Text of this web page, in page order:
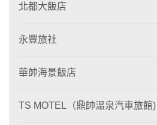
北都大飯店
永豐旅社
華帥海景飯店
TS MOTEL（鼎帥温泉汽車旅館)